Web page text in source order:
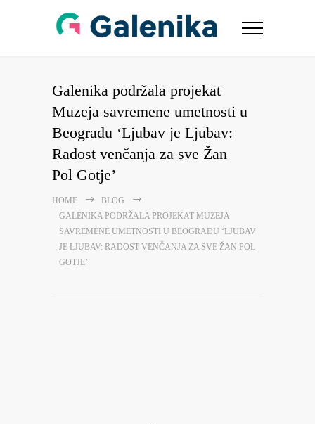
Galenika podržala projekat
Muzeja savremene umetnosti u
Beogradu ‘Ljubav je Ljubav:
Radost venčanja za sve Žan
Pol Gotje’
HOME
BLOG
GALENIKA PODRŽALA PROJEKAT MUZEJA
SAVREMENE UMETNOSTI U BEOGRADU ‘LJUBAV
JE LJUBAV: RADOST VENČANJA ZA SVE ŽAN POL
GOTJE’